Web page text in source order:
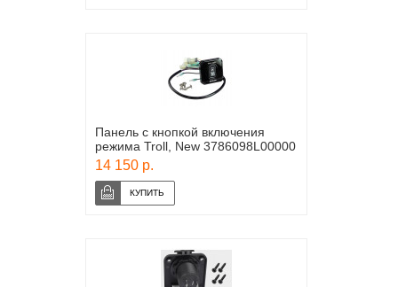
Панель с кнопкой включения
режима Troll, New 3786098L00000
14 150 р.